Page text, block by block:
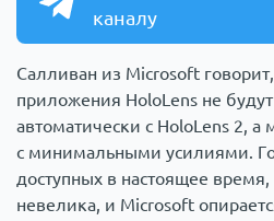
каналу
Салливан из Microsoft
приложения HoloLens не будут
автоматически с HoloLens 2, а
с минимальными усилиями.
доступных в настоящее
невелика, и Microsoft